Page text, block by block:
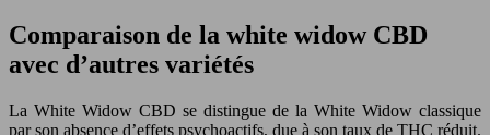
Comparaison de la white widow CBD
avec d’autres variétés
La White Widow CBD se distingue de la White Widow classique
par son absence d’effets psychoactifs, due à son taux de THC réduit.